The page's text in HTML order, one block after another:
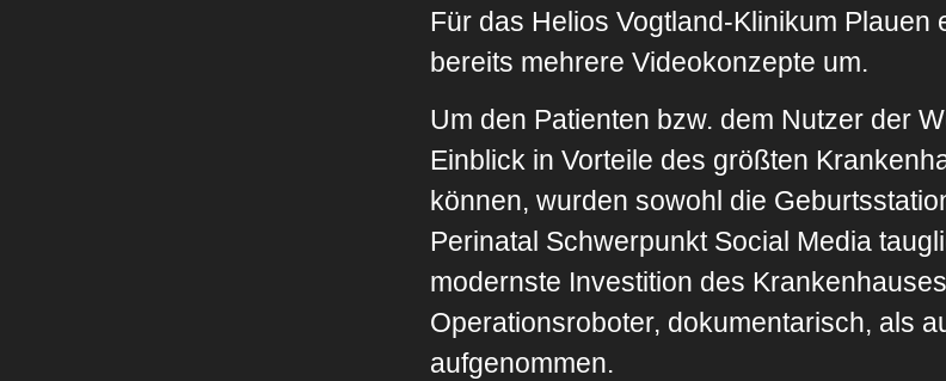
Für das Helios Vogtland-Klinikum Plauen
bereits mehrere Videokonzepte um.
Um den Patienten bzw. dem Nutzer der
Einblick in Vorteile des größten
können, wurden sowohl die
Perinatal Schwerpunkt Social Media
modernste Investition des
Operationsroboter, dokumentarisch, als
aufgenommen.